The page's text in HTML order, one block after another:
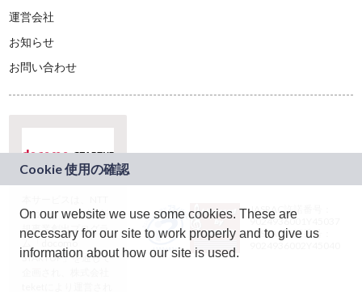
運営会社
お知らせ
お問い合わせ
ドコモグループの新
規事業創出プログラ
ム「docomo
STARTUP」を通じて
JASRAC許諾番号：
9024936001Y45037
JASRAC許諾番号：
On our website we use some cookies. These are
necessary for our site to work properly and to give us
information about how our site is used.